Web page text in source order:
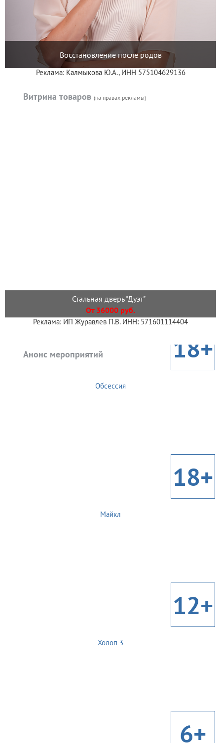
Восстановление после родов
Реклама: Калмыкова Ю.А., ИНН 575104629136
Витрина товаров (на правах рекламы)
Стальная дверь "Дуэт"
От 36000 руб.
Реклама: ИП Журавлев П.В. ИНН: 571601114404
Анонс мероприятий 18+
Обсессия
18+
Майкл
12+
Холоп 3
6+